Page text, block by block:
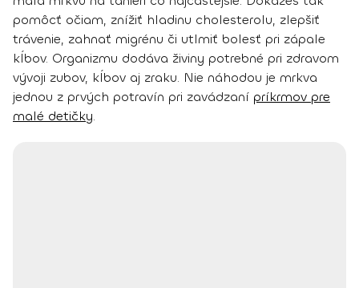
pomôcť očiam, znížiť hladinu cholesterolu, zlepšiť
trávenie, zahnať migrénu či utlmiť bolesť pri zápale
kĺbov. Organizmu dodáva živiny potrebné pri zdravom
vývoji zubov, kĺbov aj zraku. Nie náhodou je mrkva
jednou z prvých potravín pri zavádzaní príkrmov pre
malé detičky.